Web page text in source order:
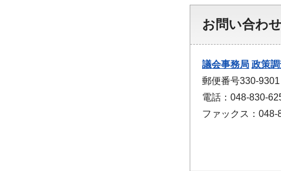
お問い合わせ
議会事務局 政策
郵便番号330-
電話：048-830-
ファックス：048-